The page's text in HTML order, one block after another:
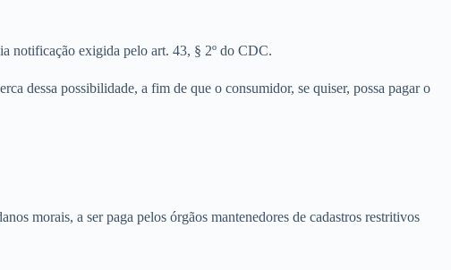
notificação exigida pelo art. 43, § 2º do CDC.
dessa possibilidade, a fim de que o consumidor, se quiser, possa pagar o
morais, a ser paga pelos órgãos mantenedores de cadastros restritivos